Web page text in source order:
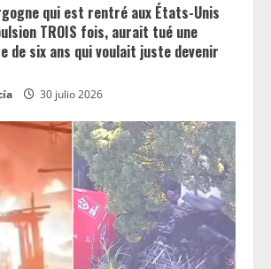
qui est rentré aux États-Unis
TROIS fois, aurait tué une
de six ans qui voulait juste devenir
30 julio 2026